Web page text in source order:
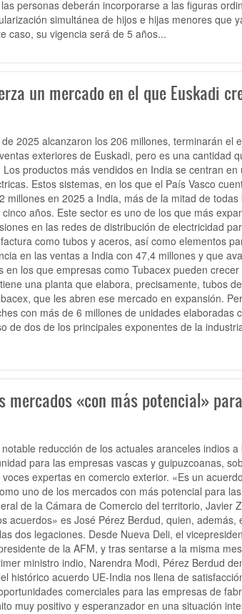
personas deberán incorporarse a las figuras
simultánea de hijos e hijas menores que
caso, su vigencia será de 5 años...
un mercado en el que Euskadi
2025 alcanzaron los 206 millones, terminarán el
exteriores de Euskadi, pero es una cantidad
productos más vendidos en India se centran
Estos sistemas, en los que el País Vasco
millones en 2025 a India, más de la mitad de
años. Este sector es uno de los que más
en las redes de distribución de electricidad
como tubos y aceros, así como elementos
en las ventas a India con 47,4 millones y que
los que empresas como Tubacex pueden
una planta que elabora, precisamente, tubos
que les abren ese mercado en expansión.
con más de 6 millones de unidades elaboradas
de dos de los principales exponentes de la
mercados «con más potencial»
reducción de los actuales aranceles indios
para las empresas vascas y guipuzcoanas,
expertas en comercio exterior. «Es un
uno de los mercados con más potencial para
de la Cámara de Comercio del territorio, Javier
acuerdos» es José Pérez Berdud, quien, además,
dos legaciones. Desde Nueva Deli, el
de la AFM, y tras sentarse a la misma
ministro indio, Narendra Modi, Pérez Berdud
histórico acuerdo UE-India nos llena de
comerciales para las empresas de
muy positivo y esperanzador en una situación